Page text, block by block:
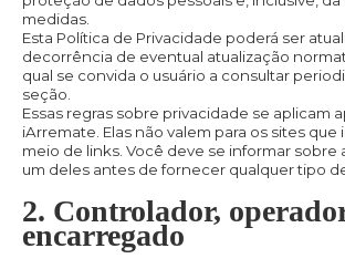
medidas.
Esta Política de Privacidade poderá ser
decorrência de eventual atualização
qual se convida o usuário a consultar
seção.
Essas regras sobre privacidade se aplicam
iArremate. Elas não valem para os sites
meio de links. Você deve se informar sobre
um deles antes de fornecer qualquer tipo
2. Controlador,
encarregado